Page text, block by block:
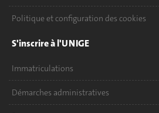
Politique et configuration des cookies
S'inscrire à l'UNIGE
Immatriculations
Démarches administratives